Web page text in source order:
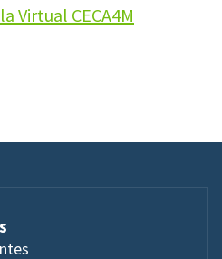
Virtual CECA4M